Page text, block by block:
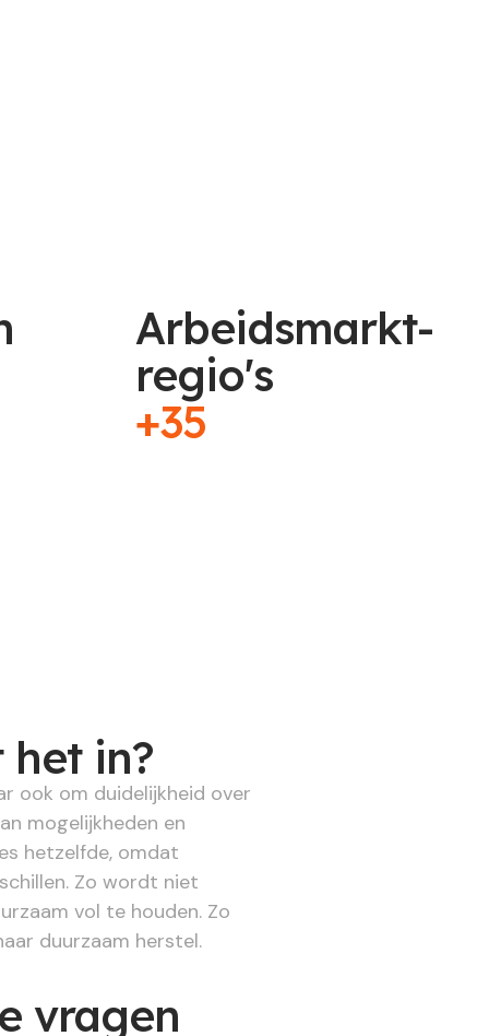
Arbeidsmarkt-
regio's
+35
in?
ook om duidelijkheid over
mogelijkheden en
hetzelfde, omdat
Zo wordt niet
vol te houden. Zo
duurzaam herstel.
vragen